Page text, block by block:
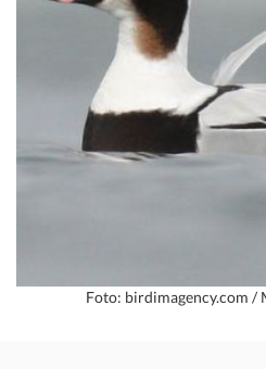
Foto: birdimagency.com /